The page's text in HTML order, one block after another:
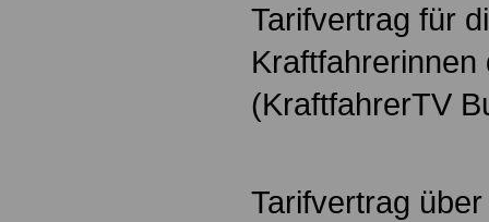
Tarifvertrag für
Kraftfahrerinnen
(KraftfahrerTV
Tarifvertrag